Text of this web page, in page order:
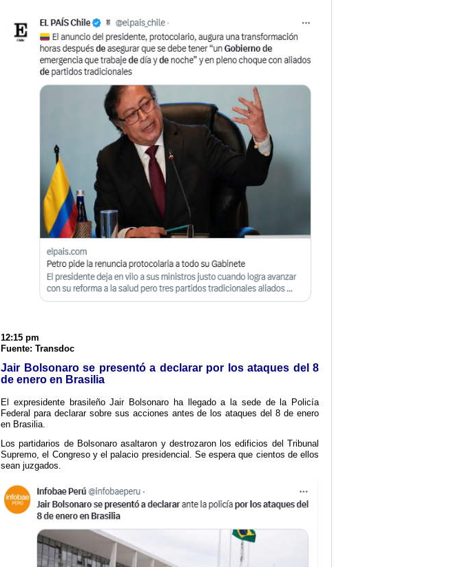
12:15 pm
Fuente: Transdoc
Jair Bolsonaro se presentó a declarar por los ataques del 8
de enero en Brasilia
El expresidente brasileño Jair Bolsonaro ha llegado a la sede de la Policía
Federal para declarar sobre sus acciones antes de los ataques del 8 de enero
en Brasilia.
Los partidarios de Bolsonaro asaltaron y destrozaron los edificios del Tribunal
Supremo, el Congreso y el palacio presidencial. Se espera que cientos de ellos
sean juzgados.